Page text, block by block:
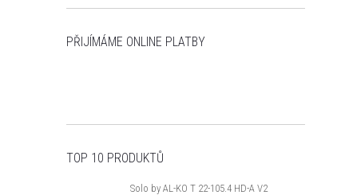
PŘIJÍMÁME ONLINE PLATBY
TOP 10 PRODUKTŮ
Solo by AL-KO T 22-105.4 HD-A V2